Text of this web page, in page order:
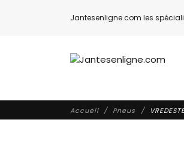
Jantesenligne.com les
Accueil Pneus